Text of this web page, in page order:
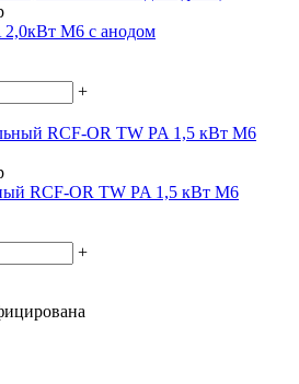
M6 с анодом
+
RCF-OR TW PA 1,5 кВт M6
+